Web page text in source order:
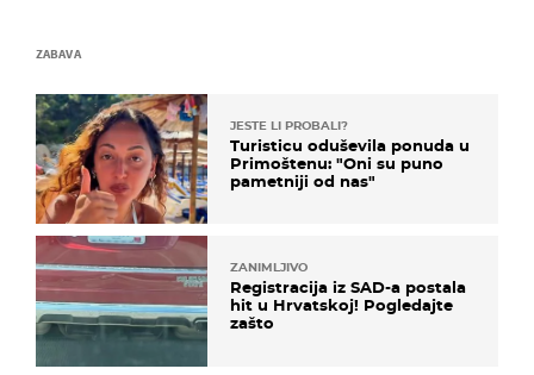
ZABAVA
JESTE LI PROBALI?
Turisticu oduševila ponuda u
Primoštenu: "Oni su puno
pametniji od nas"
ZANIMLJIVO
Registracija iz SAD-a postala
hit u Hrvatskoj! Pogledajte
zašto